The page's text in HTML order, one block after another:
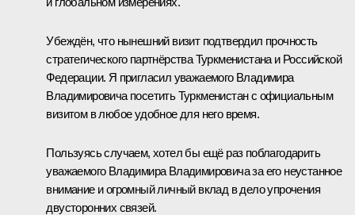
Убеждён, что нынешний визит подтвердил прочность
стратегического партнёрства Туркменистана и Российской
Федерации. Я пригласил уважаемого Владимира
Владимировича посетить Туркменистан с официальным
визитом в любое удобное для него время.
Пользуясь случаем, хотел бы ещё раз поблагодарить
уважаемого Владимира Владимировича за его неустанное
внимание и огромный личный вклад в дело упрочения
двусторонних связей.